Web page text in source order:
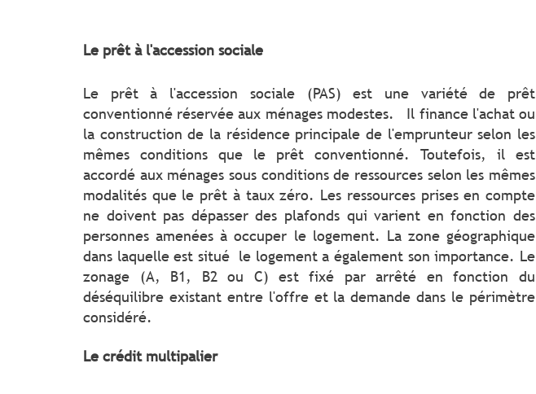
Le prêt à l'accession sociale
Le prêt à l'accession sociale (PAS) est une variété de prêt
conventionné réservée aux ménages modestes. Il finance l'achat ou
la construction de la résidence principale de l'emprunteur selon les
mêmes conditions que le prêt conventionné. Toutefois, il est
accordé aux ménages sous conditions de ressources selon les mêmes
modalités que le prêt à taux zéro. Les ressources prises en compte
ne doivent pas dépasser des plafonds qui varient en fonction des
personnes amenées à occuper le logement. La zone géographique
dans laquelle est situé le logement a également son importance. Le
zonage (A, B1, B2 ou C) est fixé par arrêté en fonction du
déséquilibre existant entre l'offre et la demande dans le périmètre
considéré.
Le crédit multipalier